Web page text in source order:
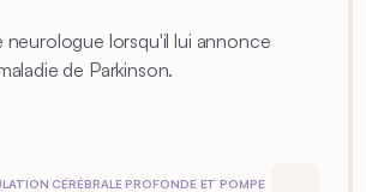
neurologue lorsqu'il lui annonce
de Parkinson.
CÉRÉBRALE PROFONDE ET POMPE